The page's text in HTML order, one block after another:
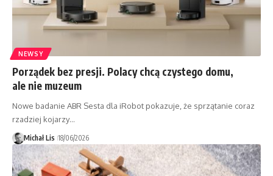
NEWSY
Porządek bez presji. Polacy chcą czystego domu,
ale nie muzeum
Nowe badanie ABR Sesta dla iRobot pokazuje, że sprzątanie coraz
rzadziej kojarzy…
Michał Lis 18/06/2026